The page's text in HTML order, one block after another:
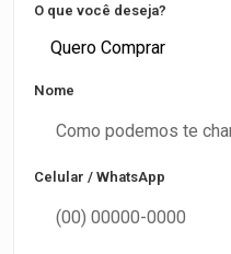
O que você deseja?
Quero Comprar
Nome
Celular / WhatsApp